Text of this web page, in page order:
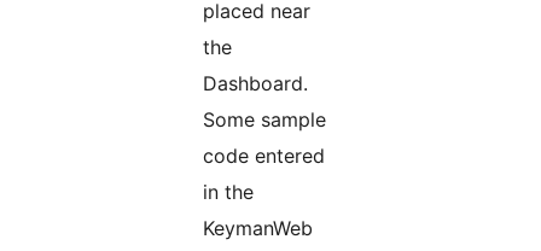
placed near
the
Dashboard.
Some sample
code entered
in the
KeymanWeb